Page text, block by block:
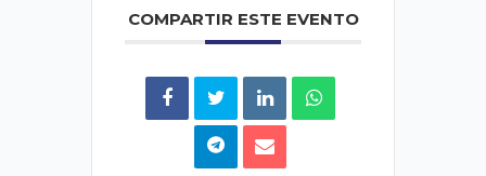
COMPARTIR ESTE EVENTO